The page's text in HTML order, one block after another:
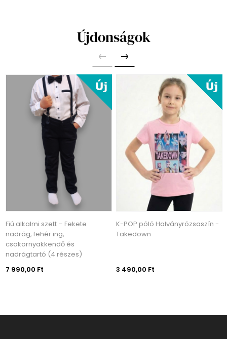
Újdonságok
Fiú alkalmi szett – Fekete
nadrág, fehér ing,
csokornyakkendő és
nadrágtartó (4 részes)
7 990,00 Ft
K-POP póló Halványrózsaszín -
Takedown
3 490,00 Ft